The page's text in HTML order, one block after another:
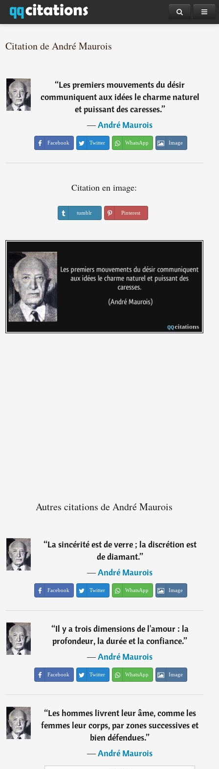
Citation de André Maurois
“Les premiers mouvements du désir
communiquent aux idées le charme naturel
et puissant des caresses.”
―André Maurois
Facebook Twitter WhatsApp Image
Citation en image:
tumblr Pinterest
Autres citations de André Maurois
“La sincérité est de verre ; la discrétion est
de diamant.”
―André Maurois
Facebook Twitter WhatsApp Image
“Il y a trois dimensions de l'amour : la
profondeur, la durée et la confiance.”
―André Maurois
Facebook Twitter WhatsApp Image
“Les hommes livrent leur âme, comme les
femmes leur corps, par zones successives et
bien défendues.”
―André Maurois